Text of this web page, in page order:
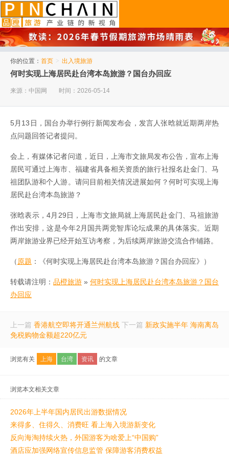
你的位置： 首页 > 出入境旅游
何时实现上海居民赴台湾本岛旅游？国台办回应
来源：中国网 时间：2026-05-14
5月13日，国台办举行例行新闻发布会，发言人张晗就近期两岸热
点问题回答记者提问。
会上，有媒体记者问道，近日，上海市文旅局发布公告，宣布上海
居民可通过上海市、福建省具备相关资质的旅行社报名赴金门、马
祖团队游和个人游。请问目前相关情况进展如何？何时可实现上海
居民赴台湾本岛旅游？
张晗表示，4月29日，上海市文旅局就上海居民赴金门、马祖旅游
作出安排，这是今年2月国共两党智库论坛成果的具体落实。近期
两岸旅游业界已经开始互访考察，为后续两岸旅游交流合作铺路。
（原题 ：《何时实现上海居民赴台湾本岛旅游？国台办回应》）
转载请注明： 品橙旅游 » 何时实现上海居民赴台湾本岛旅游？国台
办回应
上一篇 香港航空即将开通兰州航线 下一篇 新政实施半年 海南离岛
免税购物金额超220亿元
浏览有关 上海 台湾 资讯 的文章
浏览本文相关文章
2026年上半年国内居民出游数据情况
来得多、住得久、消费旺 看上海入境游新变化
反向海淘持续火热，外国游客为啥爱上“中国购”
酒店应加强网络宣传信息监管 保障游客消费权益